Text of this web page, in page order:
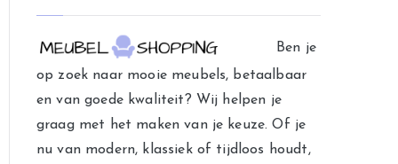
o
r
i
e
ë
Ben je
op zoek naar mooie meubels, betaalbaar
en van goede kwaliteit? Wij helpen je
graag met het maken van je keuze. Of je
nu van modern, klassiek of tijdloos houdt,